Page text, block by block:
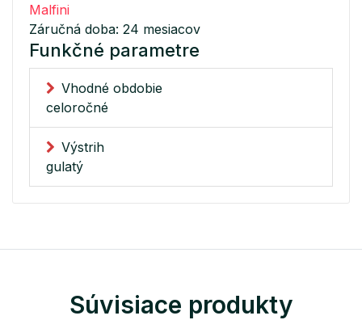
Malfini
Záručná doba: 24 mesiacov
Funkčné parametre
Vhodné obdobie
celoročné
Výstrih
gulatý
Súvisiace produkty